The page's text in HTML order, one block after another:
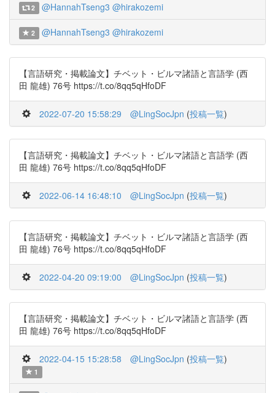
2 @HannahTseng3 @hirakozemi
2 @HannahTseng3 @hirakozemi
【言語研究・掲載論文】チベット・ビルマ諸語と言語学 (西
田 龍雄) 76号 https://t.co/8qq5qHfoDF
2022-07-20 15:58:29 @LingSocJpn (投稿一覧)
【言語研究・掲載論文】チベット・ビルマ諸語と言語学 (西
田 龍雄) 76号 https://t.co/8qq5qHfoDF
2022-06-14 16:48:10 @LingSocJpn (投稿一覧)
【言語研究・掲載論文】チベット・ビルマ諸語と言語学 (西
田 龍雄) 76号 https://t.co/8qq5qHfoDF
2022-04-20 09:19:00 @LingSocJpn (投稿一覧)
【言語研究・掲載論文】チベット・ビルマ諸語と言語学 (西
田 龍雄) 76号 https://t.co/8qq5qHfoDF
2022-04-15 15:28:58 @LingSocJpn (投稿一覧)
1